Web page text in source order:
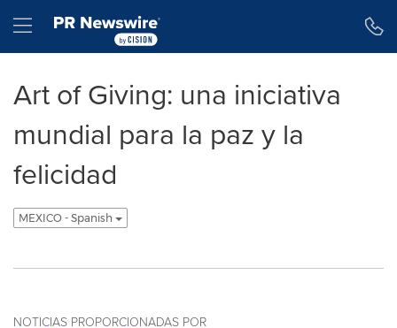
Hamburger menu
Art of Giving: una iniciativa
mundial para la paz y la
felicidad
MEXICO - Spanish
NOTICIAS PROPORCIONADAS POR